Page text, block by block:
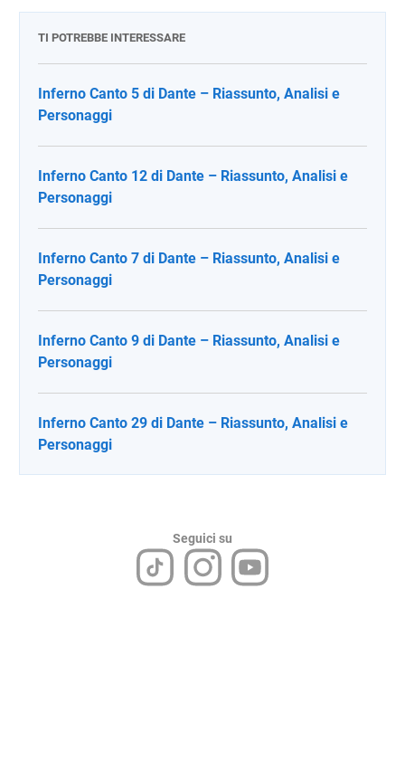
TI POTREBBE INTERESSARE
Inferno Canto 5 di Dante – Riassunto, Analisi e
Personaggi
Inferno Canto 12 di Dante – Riassunto, Analisi e
Personaggi
Inferno Canto 7 di Dante – Riassunto, Analisi e
Personaggi
Inferno Canto 9 di Dante – Riassunto, Analisi e
Personaggi
Inferno Canto 29 di Dante – Riassunto, Analisi e
Personaggi
Seguici su